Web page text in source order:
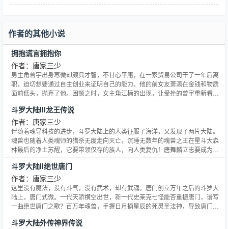
作者的其他小说
拥抱谎言拥抱你
作者：唐家三少
男主角曾宇出身寒微却颇具才智，不甘心平庸，在一家贸易公司干了一年后离
职，迫切想要通过自主创业来证明自己的能力。他的前女友萧潇在金钱和物质
面前低头，抛弃了他。困顿之时，女主角江楠的出现，让受挫的曾宇重新看见
里画一条底线。·一生所爱，谁都希望有一个。但是在这纷纷扰扰，混杂了各种
欲念的红尘之中，一生所爱何其难寻也。爱也好，恨也罢，都是经历。
斗罗大陆III龙王传说
作者：唐家三少
伴随着魂导科技的进步，斗罗大陆上的人类征服了海洋，又发现了两片大陆。
魂兽也随着人类魂师的猎杀无度走向灭亡，沉睡无数年的魂兽之王在星斗大森
林最后的净土苏醒，它要带领仅存的族人，向人类复仇！唐舞麟立志要成为一
们的龙王传说，将由此开始。
斗罗大陆II绝世唐门
作者：唐家三少
这里没有魔法，没有斗气，没有武术，却有武魂。唐门创立万年之后的斗罗大
陆上，唐门式微。一代天骄横空出世，新一代史莱克七怪能否重振唐门，谱写
一曲绝世唐门之歌？百万年魂兽，手握日月摘星辰的死灵圣法神，导致唐门衰
门能否重现辉煌，一切尽在绝世唐门！
斗罗大陆外传神界传说